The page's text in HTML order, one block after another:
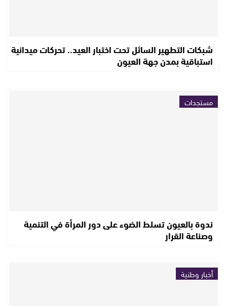
شبكات التطهير السائل تحت اختبار العيد.. تحركات ميدانية
استباقية بمدن جهة العيون
مستجدات
ندوة بالعيون تسلط الضوء على دور المرأة في التنمية
وصناعة القرار
أخبار وطنية